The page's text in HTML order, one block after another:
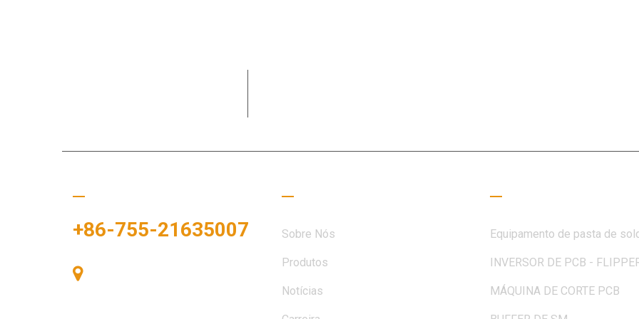
+86-755-21635007 Sobre Nós
Produtos
Notícias
Equipamento de pasta de
INVERSOR DE PCB -
MÁQUINA DE CORTE PCB